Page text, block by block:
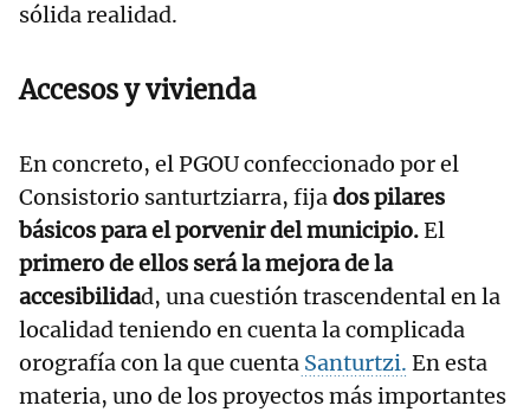
sólida realidad.
Accesos y vivienda
En concreto, el PGOU confeccionado por el
Consistorio santurtziarra, fijados pilares
básicos para el porvenir del municipio.El
primero de ellos será la mejora de la
accesibilidad, una cuestión trascendental en la
localidad teniendo en cuenta la complicada
orografía con la que cuenta Santurtzi. En esta
materia, uno de los proyectos más importantes